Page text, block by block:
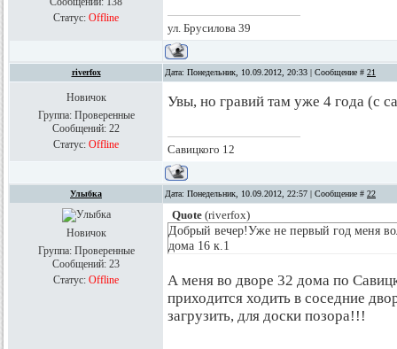
Статус: Offline
ул. Брусилова 39
riverfox Дата: Понедельник, 10.09.2012, 20:33 | Сообщение # 21
Новичок
Группа: Проверенные
Сообщений: 22
Статус: Offline
Увы, но гравий там уже 4 года (с
Савицкого 12
Улыбка Дата: Понедельник, 10.09.2012, 22:57 | Сообщение # 22
Новичок
Группа: Проверенные
Сообщений: 23
Статус: Offline
Quote (riverfox)
Добрый вечер!Уже не первый год меня
дома 16 к.1
А меня во дворе 32 дома по
приходится ходить в соседние
загрузить, для доски позора!!!